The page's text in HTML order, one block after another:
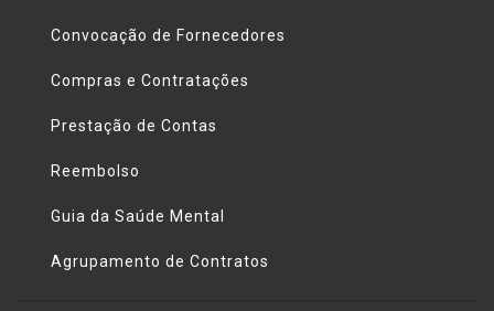
Convocação de Fornecedores
Compras e Contratações
Prestação de Contas
Reembolso
Guia da Saúde Mental
Agrupamento de Contratos